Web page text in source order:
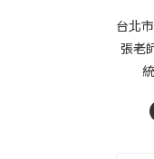
台北
張老